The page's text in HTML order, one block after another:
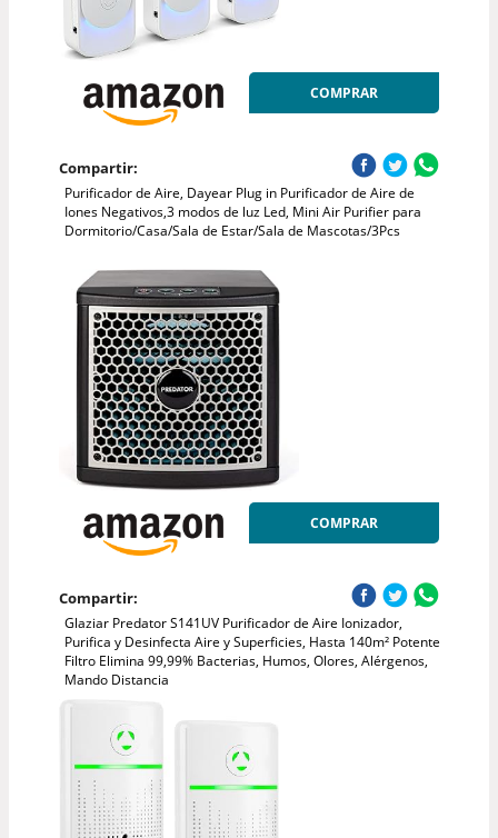
COMPRAR
Compartir:
Purificador de Aire, Dayear Plug in Purificador de Aire de
Iones Negativos,3 modos de luz Led, Mini Air Purifier para
Dormitorio/Casa/Sala de Estar/Sala de Mascotas/3Pcs
COMPRAR
Compartir:
Glaziar Predator S141UV Purificador de Aire Ionizador,
Purifica y Desinfecta Aire y Superficies, Hasta 140m² Potente
Filtro Elimina 99,99% Bacterias, Humos, Olores, Alérgenos,
Mando Distancia